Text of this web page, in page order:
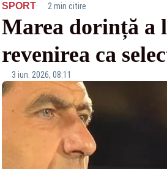
SPORT· 2 min citire
Marea dorință a
revenirea ca
3 iun. 2026, 08:11